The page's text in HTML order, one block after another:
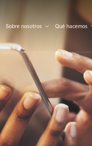
Sobre nosotros Qué hacemos